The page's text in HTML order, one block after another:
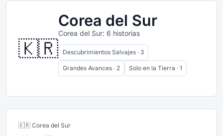
🇰🇷
Corea del Sur
Corea del Sur: 6 historias
Descubrimientos Salvajes · 3
Grandes Avances · 2 Solo en la Tierra · 1
🇰🇷 Corea del Sur